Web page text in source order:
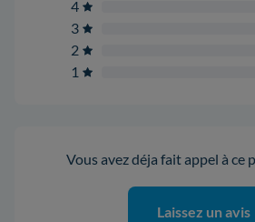
4
3
2
1
Vous avez déja fait appel à ce
Laissez un avis